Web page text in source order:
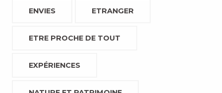
ENVIES ETRANGER
ETRE PROCHE DE TOUT
EXPÉRIENCES